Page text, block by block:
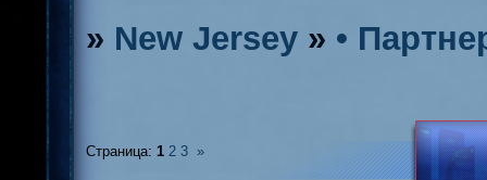
» New Jersey » •
Страница: 1 2 3 »